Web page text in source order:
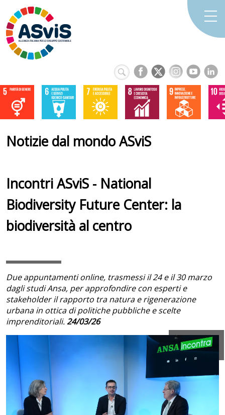
Notizie dal mondo ASviS
Incontri ASviS - National
Biodiversity Future Center: la
biodiversità al centro
Due appuntamenti online, trasmessi il 24 e il 30 marzo
dagli studi Ansa, per approfondire con esperti e
stakeholder il rapporto tra natura e rigenerazione
urbana in ottica di politiche pubbliche e scelte
imprenditoriali.24/03/26